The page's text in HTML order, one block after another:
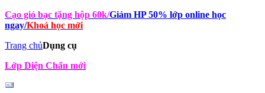
Cạo gió bạc tặng hộp 60k/Giảm HP 50% lớp online học
ngay/Khoá học mới
Trang chủDụng cụ
Lớp Diện Chẩn mới